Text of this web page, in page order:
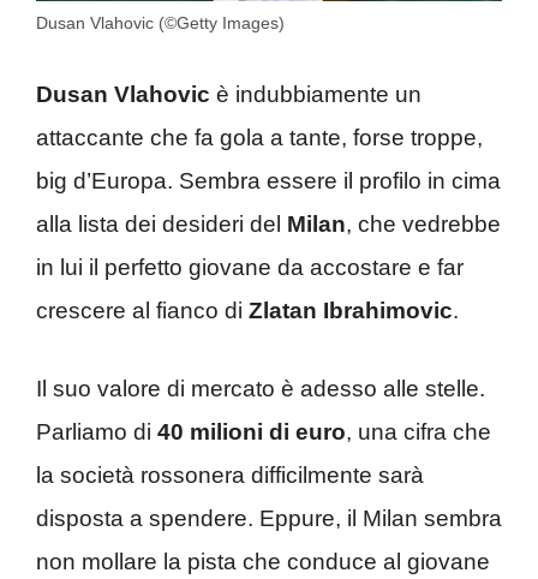
Dusan Vlahovic (©Getty Images)
Dusan Vlahovic è indubbiamente un
attaccante che fa gola a tante, forse troppe,
big d’Europa. Sembra essere il profilo in cima
alla lista dei desideri del Milan, che vedrebbe
in lui il perfetto giovane da accostare e far
crescere al fianco di Zlatan Ibrahimovic.
Il suo valore di mercato è adesso alle stelle.
Parliamo di 40 milioni di euro, una cifra che
la società rossonera difficilmente sarà
disposta a spendere. Eppure, il Milan sembra
non mollare la pista che conduce al giovane